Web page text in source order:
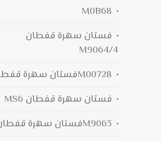
M0B68
فستان سهرة قفطان
M9064/4
M00728فستان سهرة قفطان
فستان سهرة قفطان MS6
M9063فستان سهرة قفطان